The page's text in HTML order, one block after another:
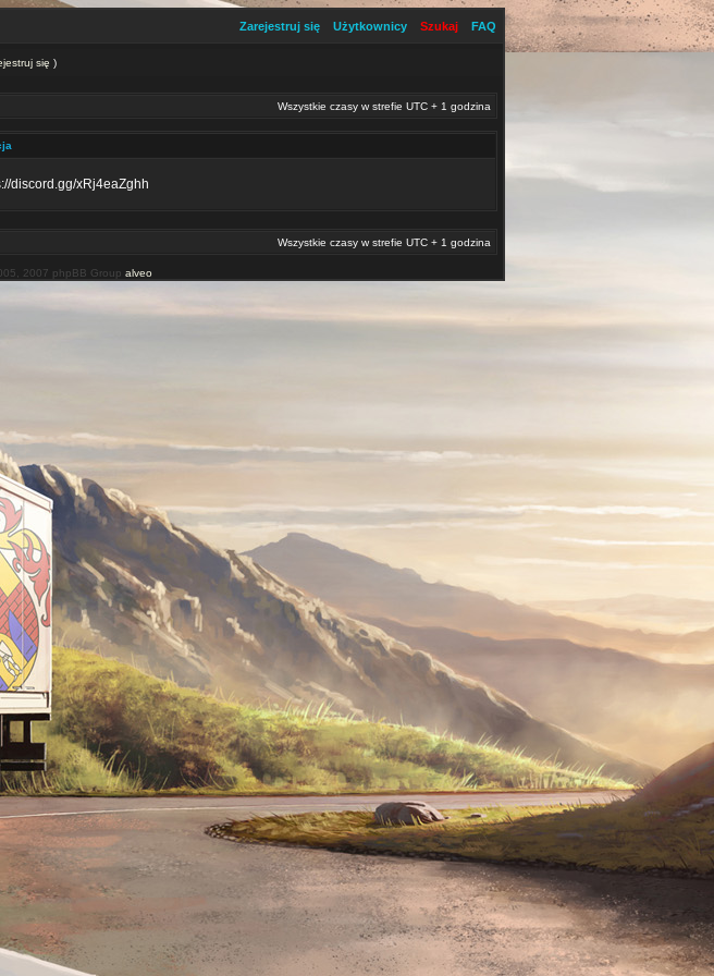
FAQ
Szukaj
Użytkownicy
Zarejestruj się
się )
Wszystkie czasy w strefie UTC + 1 godzina
discord.gg/xRj4eaZghh
Wszystkie czasy w strefie UTC + 1 godzina
2007 phpBB Group alveo